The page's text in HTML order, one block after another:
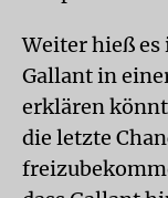
Weiter hieß es
Gallant in
erklären
die letzte